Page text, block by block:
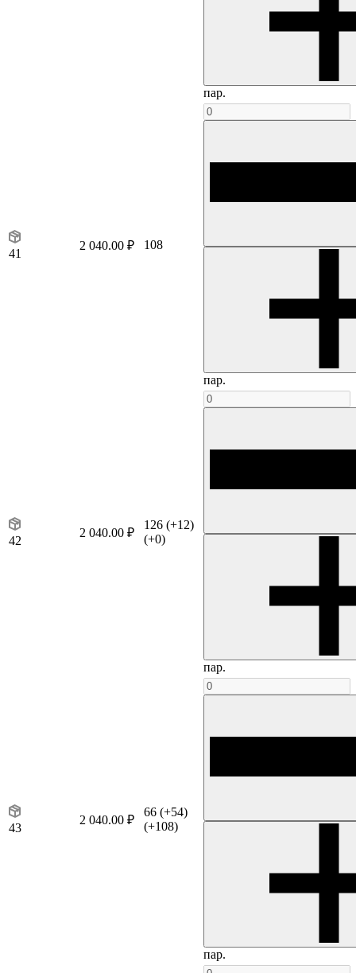
пар.
41
2 040.00 ₽ 108
пар.
42
2 040.00 ₽
126 (+12)
(+0)
пар.
43
2 040.00 ₽
66 (+54)
(+108)
пар.